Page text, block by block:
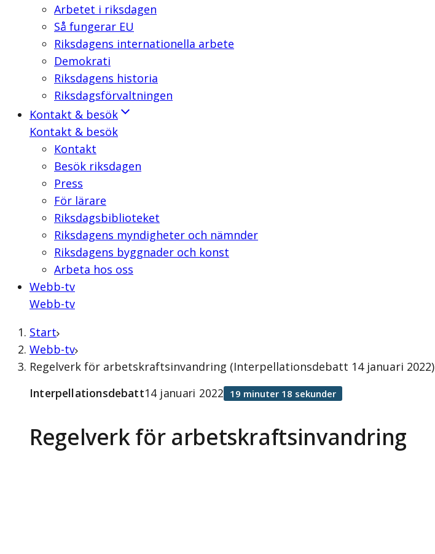
Arbetet i riksdagen
Så fungerar EU
Riksdagens internationella arbete
Demokrati
Riksdagens historia
Riksdagsförvaltningen
Kontakt & besök
Kontakt & besök
Kontakt
Besök riksdagen
Press
För lärare
Riksdagsbiblioteket
Riksdagens myndigheter och nämnder
Riksdagens byggnader och konst
Arbeta hos oss
Webb-tv
Webb-tv
Start
Webb-tv
Regelverk för arbetskraftsinvandring (Interpellationsdebatt 14 januari 2022)
Regelverk för arbetskraftsinvandring
Interpellationsdebatt14 januari 2022 19 minuter 18 sekunder